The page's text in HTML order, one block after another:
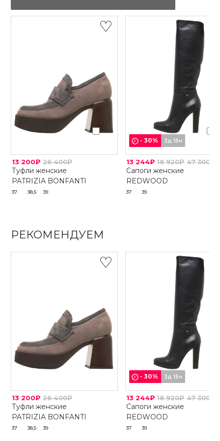
13 200₽ 26 400₽
Туфли женские
PATRIZIA BONFANTI
37 38,5 39
-30% 3д 15ч
13 244₽ 18 920₽ 47 300₽
Сапоги женские
REDWOOD
37 39
РЕКОМЕНДУЕМ
13 200₽ 26 400₽
Туфли женские
PATRIZIA BONFANTI
37 38,5 39
-30% 3д 15ч
13 244₽ 18 920₽ 47 300₽
Сапоги женские
REDWOOD
37 39